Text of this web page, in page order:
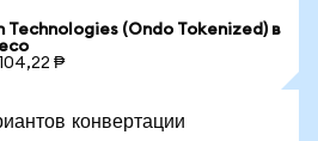
Technologies (Ondo Tokenized) в
₱
конвертации